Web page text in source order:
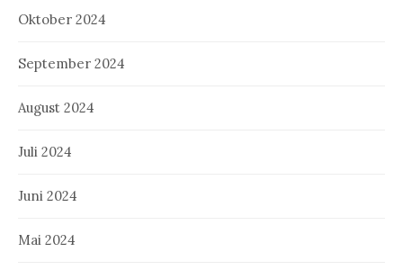
Oktober 2024
September 2024
August 2024
Juli 2024
Juni 2024
Mai 2024